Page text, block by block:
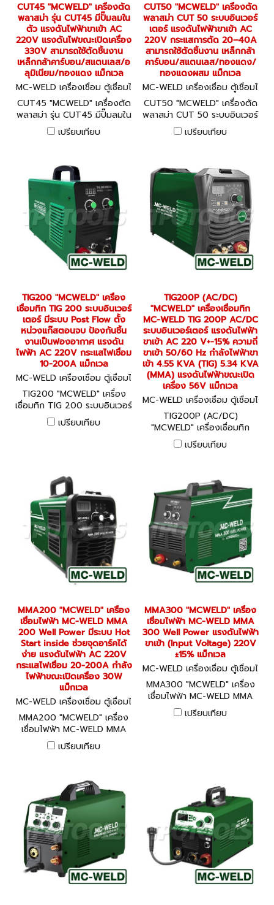
CUT45 "MCWELD" เครื่องตัด
พลาสม่า รุ่น CUT45 มีปั๊มลมใน
ตัว แรงดันไฟฟ้าขาเข้า AC
220V แรงดันไฟขณะเปิดเครื่อง
330V สามารถใช้ตัดชิ้นงาน
เหล็กกล้าคาร์บอน/สแตนเลส/อ
ลุมิเนียม/ทองแดง แม็กเวล
MC-WELD เครื่องเชื่อม ตู้เชื่อมไ
ฟฟ้า CUT45
CUT45 "MCWELD" เครื่องตัด
พลาสม่า รุ่น CUT45 มีปั๊มลมใน
ตัว แรงดันไฟฟ้าขาเข้า AC
220V แรงดันไฟขณะเปิดเครื่อง
ลุมิเนียม/ทองแดง แม็กเวล
เปรียบเทียบ
CUT50 "MCWELD" เครื่องตัด
พลาสม่า CUT 50 ระบบอินเวอร์
เตอร์ แรงดันไฟฟ้าขาเข้า AC
220V กระแสการตัด 20–40A
สามารถใช้ตัดชิ้นงาน เหล็กกล้า
คาร์บอน/สแตนเลส/ทองแดง/
ทองแดงผสม แม็กเวล
MC-WELD เครื่องเชื่อม ตู้เชื่อมไ
ฟฟ้า CUT50
CUT50 "MCWELD" เครื่องตัด
พลาสม่า CUT 50 ระบบอินเวอร์
เตอร์ แรงดันไฟฟ้าขาเข้า AC
220V กระแสการตัด 20–40A
ทองแดงผสม แม็กเวล
เปรียบเทียบ
TIG200 "MCWELD" เครื่อง
เชื่อมทิก TIG 200 ระบบอินเวอร์
เตอร์ มีระบบ Post Flow ตั้ง
หน่วงแก๊สตอนจบ ป้องกันชิ้น
งานเป็นฟองอากาศ แรงดัน
ไฟฟ้า AC 220V กระแสไฟเชื่อม
10-200A แม็กเวล
MC-WELD เครื่องเชื่อม ตู้เชื่อมไ
ฟฟ้า TIG200
TIG200 "MCWELD" เครื่อง
เชื่อมทิก TIG 200 ระบบอินเวอร์
เตอร์ มีระบบ Post Flow ตั้ง
หน่วงแก๊สตอนจบ ป้องกันชิ้น
เปรียบเทียบ
TIG200P (AC/DC)
"MCWELD" เครื่องเชื่อมทิก
MC-WELD TIG 200P AC/DC
ระบบอินเวอร์เตอร์ แรงดันไฟฟ้า
ขาเข้า AC 220 V+-15% ความถี่
ขาเข้า 50/60 Hz กำลังไฟฟ้าขา
เข้า 4.55 KVA (TIG) 5.34 KVA
(MMA) แรงดันไฟฟ้าขณะเปิด
เครื่อง 56V แม็กเวล
MC-WELD เครื่องเชื่อม ตู้เชื่อมไ
ฟฟ้า TIG200P (AC/DC)
TIG200P (AC/DC)
"MCWELD" เครื่องเชื่อมทิก
MC-WELD TIG 200P AC/DC
ระบบอินเวอร์เตอร์ แรงดันไฟฟ้า
เข้า 4.55 KVA (TIG) 5.34 KVA
(MMA) แรงดันไฟฟ้าขณะเปิด
เครื่อง 56V แม็กเวล
เปรียบเทียบ
MMA200 "MCWELD" เครื่อง
เชื่อมไฟฟ้า MC-WELD MMA
200 Well Power มีระบบ Hot
Start inside ช่วยจุดอาร์คได้
ง่าย แรงดันไฟฟ้า AC 220V
กระแสไฟเชื่อม 20-200A กำลัง
ไฟฟ้าขณะเปิดเครื่อง 30W
แม็กเวล
MC-WELD เครื่องเชื่อม ตู้เชื่อมไ
ฟฟ้า MMA200
MMA200 "MCWELD" เครื่อง
เชื่อมไฟฟ้า MC-WELD MMA
200 Well Power มีระบบ Hot
Start inside ช่วยจุดอาร์คได้
ไฟฟ้าขณะเปิดเครื่อง 30W
แม็กเวล
เปรียบเทียบ
MMA300 "MCWELD" เครื่อง
เชื่อมไฟฟ้า MC-WELD MMA
300 Well Power แรงดันไฟฟ้า
ขาเข้า (Input Voltage) 220V
±15% แม็กเวล
MC-WELD เครื่องเชื่อม ตู้เชื่อมไ
ฟฟ้า MMA300
MMA300 "MCWELD" เครื่อง
เชื่อมไฟฟ้า MC-WELD MMA
300 Well Power แรงดันไฟฟ้า
ขาเข้า (Input Voltage) 220V
เปรียบเทียบ